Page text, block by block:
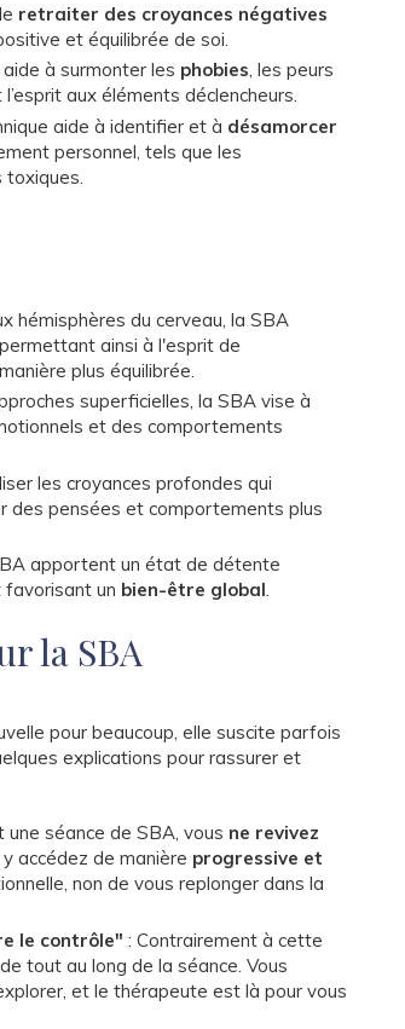
retraiter des croyances négatives
et équilibrée de soi.
à surmonter les phobies, les peurs
aux éléments déclencheurs.
aide à identifier et à désamorcer
personnel, tels que les
hémisphères du cerveau, la SBA
ainsi à l'esprit de
plus équilibrée.
superficielles, la SBA vise à
et des comportements
les croyances profondes qui
des pensées et comportements plus
apportent un état de détente
un bien-être global.
la SBA
pour beaucoup, elle suscite parfois
explications pour rassurer et
une séance de SBA, vous ne revivez
accédez de manière progressive et
non de vous replonger dans la
le contrôle" : Contrairement à cette
tout au long de la séance. Vous
et le thérapeute est là pour vous